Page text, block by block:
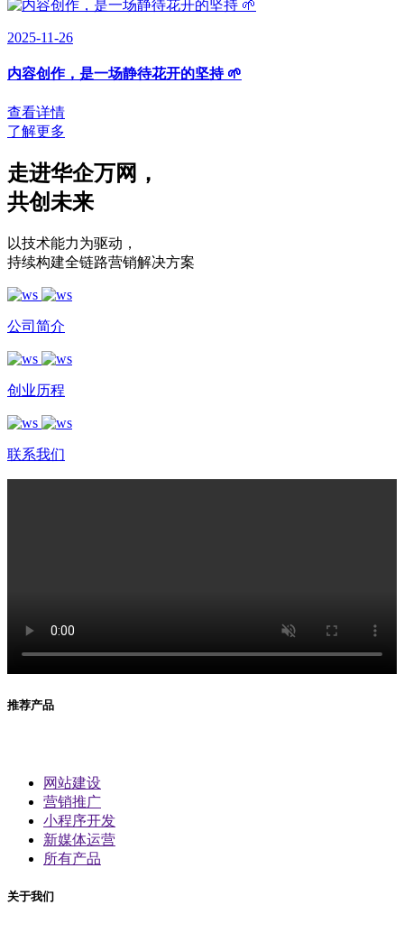
2025-11-26
内容创作，是一场静待花开的坚持 🌱
查看详情
了解更多
走进华企万网 ，
共创未来
以技术能力为驱动 ，
持续构建全链路营销解决方案
公司简介
创业历程
联系我们
推荐产品
网站建设
营销推广
小程序开发
新媒体运营
所有产品
关于我们